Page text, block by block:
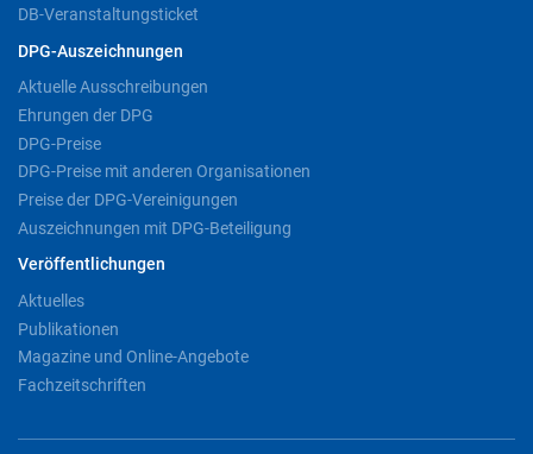
DB-Veranstaltungsticket
DPG-Auszeichnungen
Aktuelle Ausschreibungen
Ehrungen der DPG
DPG-Preise
DPG-Preise mit anderen Organisationen
Preise der DPG-Vereinigungen
Auszeichnungen mit DPG-Beteiligung
Veröffentlichungen
Aktuelles
Publikationen
Magazine und Online-Angebote
Fachzeitschriften